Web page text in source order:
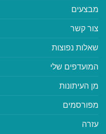
מבצעים
צור קשר
שאלות נפוצות
המועדפים שלי
מן העיתונות
מפורסמים
עזרה